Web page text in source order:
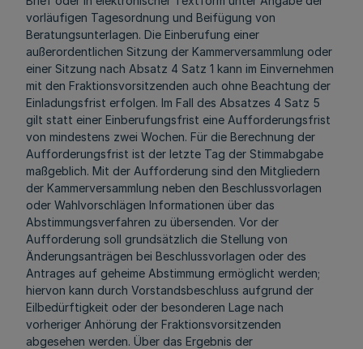
vorläufigen Tagesordnung und Beifügung von
Beratungsunterlagen. Die Einberufung einer
außerordentlichen Sitzung der Kammerversammlung oder
einer Sitzung nach Absatz 4 Satz 1 kann im Einvernehmen
mit den Fraktionsvorsitzenden auch ohne Beachtung der
Einladungsfrist erfolgen. Im Fall des Absatzes 4 Satz 5
gilt statt einer Einberufungsfrist eine Aufforderungsfrist
von mindestens zwei Wochen. Für die Berechnung der
Aufforderungsfrist ist der letzte Tag der Stimmabgabe
maßgeblich. Mit der Aufforderung sind den Mitgliedern
der Kammerversammlung neben den Beschlussvorlagen
oder Wahlvorschlägen Informationen über das
Abstimmungsverfahren zu übersenden. Vor der
Aufforderung soll grundsätzlich die Stellung von
Änderungsanträgen bei Beschlussvorlagen oder des
Antrages auf geheime Abstimmung ermöglicht werden;
hiervon kann durch Vorstandsbeschluss aufgrund der
Eilbedürftigkeit oder der besonderen Lage nach
vorheriger Anhörung der Fraktionsvorsitzenden
abgesehen werden. Über das Ergebnis der